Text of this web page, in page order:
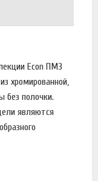
Econ ПМ3
хромированной,
без полочки.
являются